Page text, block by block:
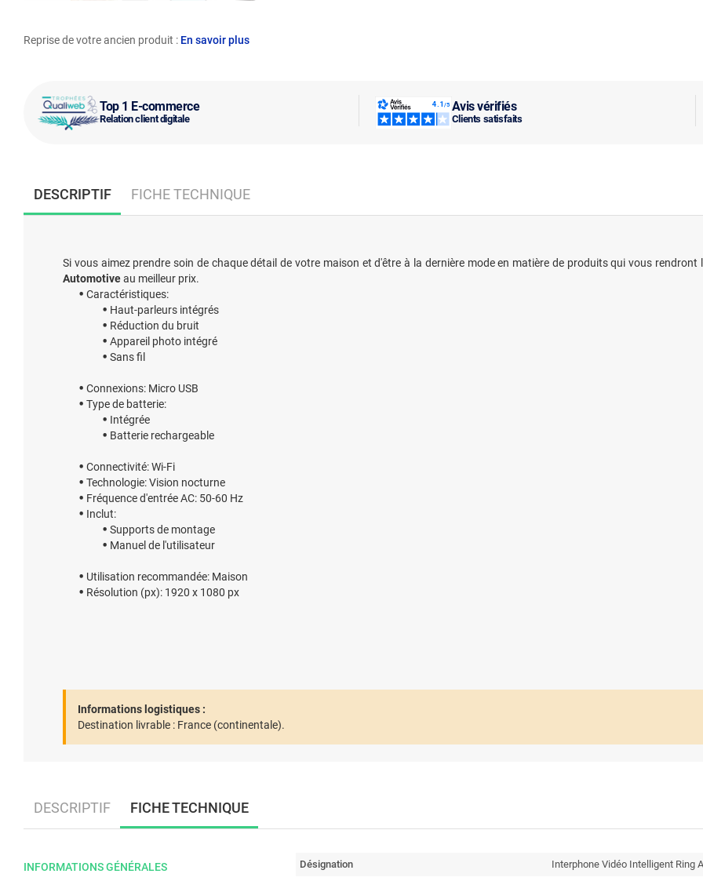
Top 1 E-commerce
Relation client digitale
Avis vérifiés
Clients satisfaits
Reprise de votre ancien produit : En savoir plus
DESCRIPTIF FICHE TECHNIQUE
Si vous aimez prendre soin de chaque détail de votre maison et d'être à la dernière mode en matière de produits qui vous rendront
Automotiveau meilleur prix.
Caractéristiques:
Haut-parleurs intégrés
Réduction du bruit
Appareil photo intégré
Sans fil
Connexions: Micro USB
Type de batterie:
Intégrée
Batterie rechargeable
Connectivité: Wi-Fi
Technologie: Vision nocturne
Fréquence d'entrée AC: 50-60 Hz
Inclut:
Supports de montage
Manuel de l'utilisateur
Utilisation recommandée: Maison
Résolution (px): 1920 x 1080 px
Informations logistiques :
Destination livrable : France (continentale).
DESCRIPTIF FICHE TECHNIQUE
INFORMATIONS GÉNÉRALES Désignation
Interphone Vidéo Intelligent Ring